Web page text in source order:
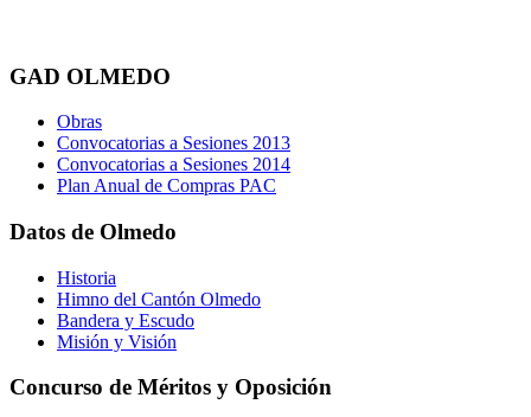
GAD OLMEDO
Obras
Convocatorias a Sesiones 2013
Convocatorias a Sesiones 2014
Plan Anual de Compras PAC
Datos de Olmedo
Historia
Himno del Cantón Olmedo
Bandera y Escudo
Misión y Visión
Concurso de Méritos y Oposición